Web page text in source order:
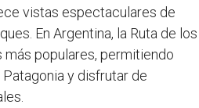
vistas espectaculares de
En Argentina, la Ruta de los
más populares, permitiendo
y disfrutar de